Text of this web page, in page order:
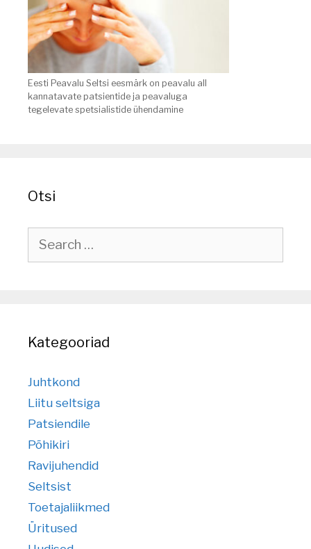
Eesti Peavalu Seltsi eesmärk on peavalu all
kannatavate patsientide ja peavaluga
tegelevate spetsialistide ühendamine
Otsi
for:
Kategooriad
Juhtkond
Liitu seltsiga
Patsiendile
Põhikiri
Ravijuhendid
Seltsist
Toetajaliikmed
Üritused